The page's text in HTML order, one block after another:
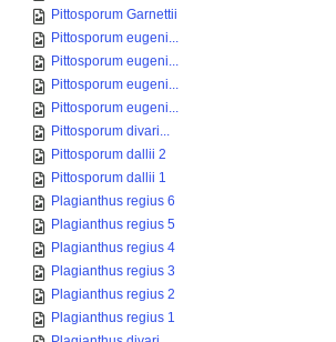
Pittosporum Garnettii
Pittosporum eugeni...
Pittosporum eugeni...
Pittosporum eugeni...
Pittosporum eugeni...
Pittosporum divari...
Pittosporum dallii 2
Pittosporum dallii 1
Plagianthus regius 6
Plagianthus regius 5
Plagianthus regius 4
Plagianthus regius 3
Plagianthus regius 2
Plagianthus regius 1